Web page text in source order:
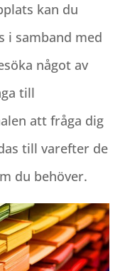
kan du
i samband med
något av
till
att fråga dig
till varefter de
du behöver.